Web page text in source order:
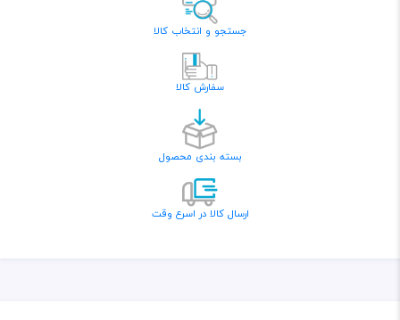
جستجو و انتخاب کالا
سفارش کالا
بسته بندی محصول
ارسال کالا در اسرع وقت